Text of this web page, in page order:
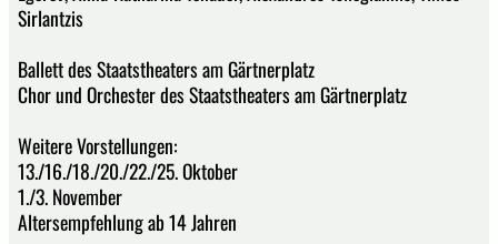
Sirlantzis
Ballett des Staatstheaters am Gärtnerplatz
Chor und Orchester des Staatstheaters am Gärtnerplatz
Weitere Vorstellungen:
13./16./18./20./22./25. Oktober
1./3. November
Altersempfehlung ab 14 Jahren